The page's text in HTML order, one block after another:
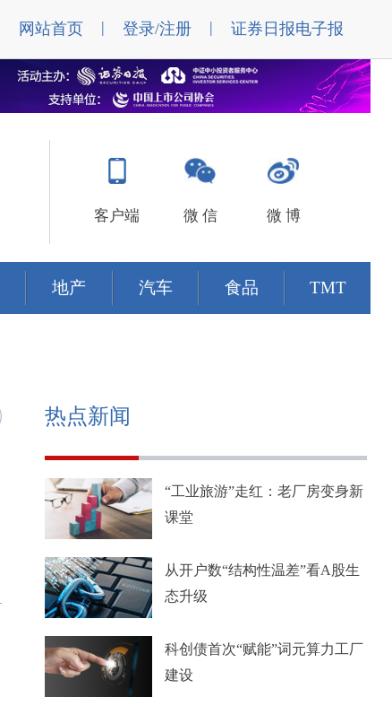
网站首页 | 登录/注册 | 证券日报电子报
客户端 微 信 微 博
地产 汽车 食品 TMT
热点新闻
“工业旅游”走红：老厂房变身新
课堂
从开户数“结构性温差”看A股生
态升级
科创债首次“赋能”词元算力工厂
建设